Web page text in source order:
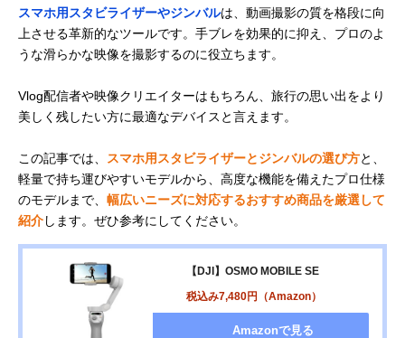
スマホ用スタビライザーやジンバルは、動画撮影の質を格段に向
上させる革新的なツールです。手ブレを効果的に抑え、プロのよ
うな滑らかな映像を撮影するのに役立ちます。
Vlog配信者や映像クリエイターはもちろん、旅行の思い出をより
美しく残したい方に最適なデバイスと言えます。
この記事では、 スマホ用スタビライザーとジンバルの選び方と、
軽量で持ち運びやすいモデルから、高度な機能を備えたプロ仕様
のモデルまで、 幅広いニーズに対応するおすすめ商品を厳選して
紹介します。ぜひ参考にしてください。
【DJI】OSMO MOBILE SE
税込み7,480円（Amazon）
Amazonで見る